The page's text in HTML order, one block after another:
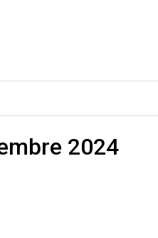
2024